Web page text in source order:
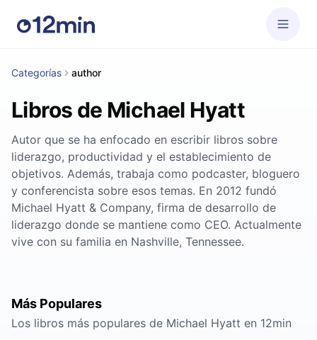
Categorías author
Libros de Michael Hyatt
Autor que se ha enfocado en escribir libros sobre
liderazgo, productividad y el establecimiento de
objetivos. Además, trabaja como podcaster, bloguero
y conferencista sobre esos temas. En 2012 fundó
Michael Hyatt & Company, firma de desarrollo de
liderazgo donde se mantiene como CEO. Actualmente
vive con su familia en Nashville, Tennessee.
Más Populares
Los libros más populares de Michael Hyatt en 12min